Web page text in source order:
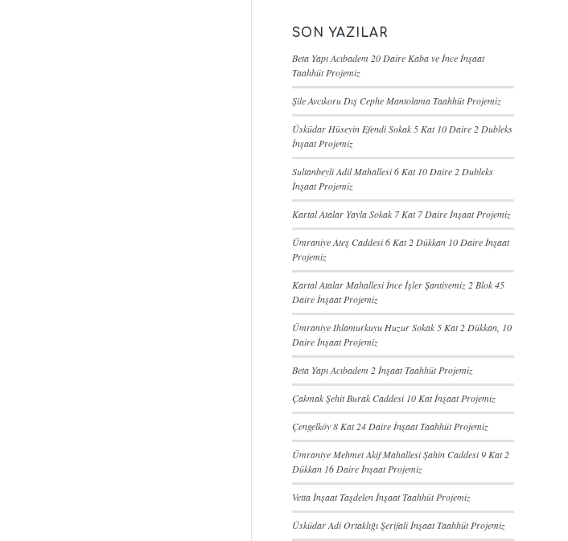
SON YAZILAR
Beta Yapı Acıbadem 20 Daire Kaba ve İnce İnşaat
Taahhüt Projemiz
Şile Avcıkoru Dış Cephe Mantolama Taahhüt Projemiz
Üsküdar Hüseyin Efendi Sokak 5 Kat 10 Daire 2 Dubleks
İnşaat Projemiz
Sultanbeyli Adil Mahallesi 6 Kat 10 Daire 2 Dubleks
İnşaat Projemiz
Kartal Atalar Yayla Sokak 7 Kat 7 Daire İnşaat Projemiz
Ümraniye Ateş Caddesi 6 Kat 2 Dükkan 10 Daire İnşaat
Projemiz
Kartal Atalar Mahallesi İnce İşler Şantiyemiz 2 Blok 45
Daire İnşaat Projemiz
Ümraniye Ihlamurkuyu Huzur Sokak 5 Kat 2 Dükkan, 10
Daire İnşaat Projemiz
Beta Yapı Acıbadem 2 İnşaat Taahhüt Projemiz
Çakmak Şehit Burak Caddesi 10 Kat İnşaat Projemiz
Çengelköy 8 Kat 24 Daire İnşaat Taahhüt Projemiz
Ümraniye Mehmet Akif Mahallesi Şahin Caddesi 9 Kat 2
Dükkan 16 Daire İnşaat Projemiz
Vetta İnşaat Taşdelen İnşaat Taahhüt Projemiz
Üsküdar Adi Ortaklığı Şerifali İnşaat Taahhüt Projemiz